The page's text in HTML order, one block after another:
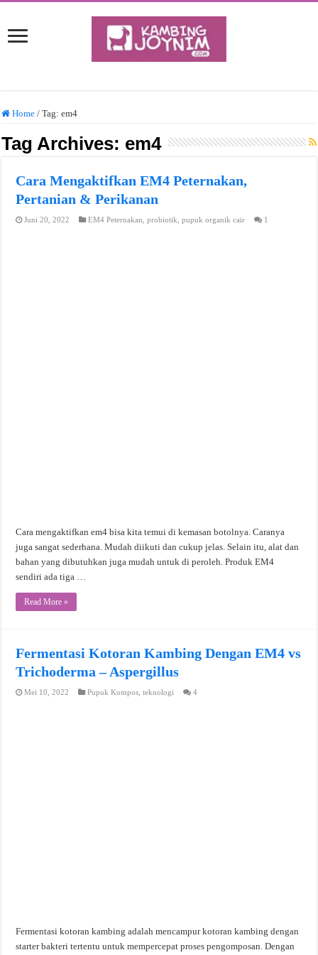
Home / Tag:em4
Tag Archives: em4
Cara Mengaktifkan EM4 Peternakan,
Pertanian & Perikanan
Juni 20, 2022 EM4 Peternakan ,probiotik ,pupuk organik cair 1
Cara mengaktifkan em4 bisa kita temui di kemasan botolnya. Caranya
juga sangat sederhana. Mudah diikuti dan cukup jelas. Selain itu, alat dan
bahan yang dibutuhkan juga mudah untuk di peroleh. Produk EM4
sendiri ada tiga …
Read More »
Fermentasi Kotoran Kambing Dengan EM4 vs
Trichoderma – Aspergillus
Mei 10, 2022 Pupuk Kompos ,teknologi 4
Fermentasi kotoran kambing adalah mencampur kotoran kambing dengan
starter bakteri tertentu untuk mempercepat proses pengomposan. Dengan